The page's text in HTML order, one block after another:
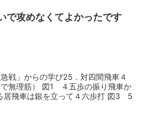
で攻めなくてよかったです
戦」からの学び25．対四間飛車４
無理筋） 図1 ４五歩の振り飛車か
居飛車は銀を立って４六歩打 図3 5